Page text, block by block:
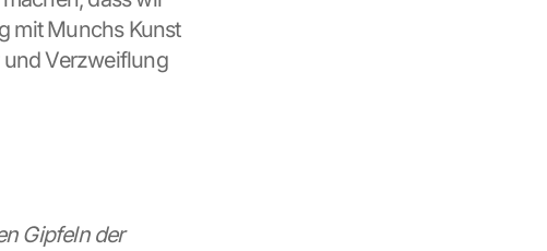
mit Munchs Kunst
und Verzweiflung
Gipfeln der